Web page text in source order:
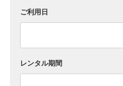
ご利用日
レンタル期間